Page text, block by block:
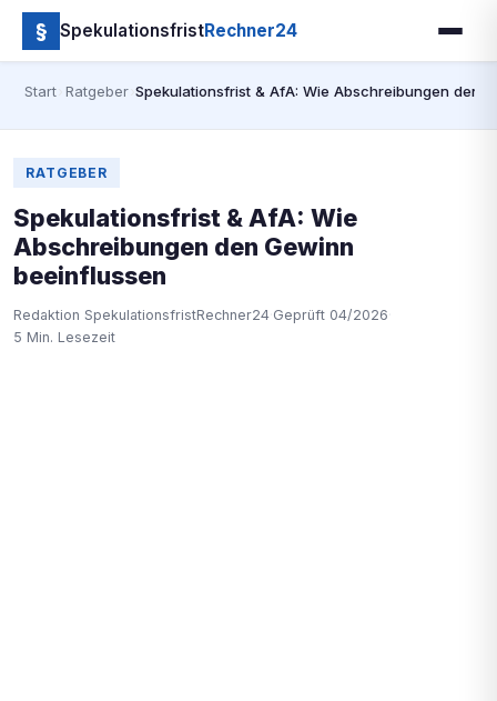
§ SpekulationsfristRechner24
Start Ratgeber ›Spekulationsfrist & AfA: Wie Abschreibungen den
RATGEBER
Spekulationsfrist & AfA: Wie
Abschreibungen den Gewinn
beeinflussen
Redaktion SpekulationsfristRechner24 Geprüft 04/2026
5 Min. Lesezeit